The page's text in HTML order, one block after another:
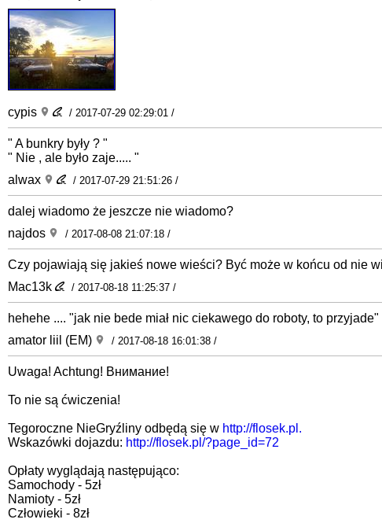
cypis / 2017-07-29 02:29:01 /
" A bunkry były ? "
" Nie , ale było zaje..... "
alwax
/ 2017-07-29 21:51:26 /
dalej wiadomo że jeszcze nie wiadomo?
najdos
/ 2017-08-08 21:07:18 /
Czy pojawiają się jakieś nowe wieści? Być może w końcu od nie
Mac13k
/ 2017-08-18 11:25:37 /
hehehe .... "jak nie bede miał nic ciekawego do roboty, to przyjade"
amator liil (EM)
/ 2017-08-18 16:01:38 /
Uwaga! Achtung! Внимание!
To nie są ćwiczenia!
Tegoroczne NieGryźliny odbędą się w http://flosek.pl.
Wskazówki dojazdu: http://flosek.pl/?page_id=72
Opłaty wyglądają następująco:
Samochody - 5zł
Namioty - 5zł
Człowieki - 8zł